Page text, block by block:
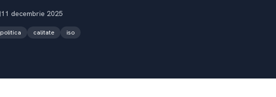
11 decembrie 2025
politica calitate iso